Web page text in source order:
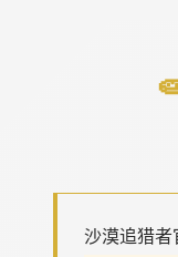
沙漠追猎者